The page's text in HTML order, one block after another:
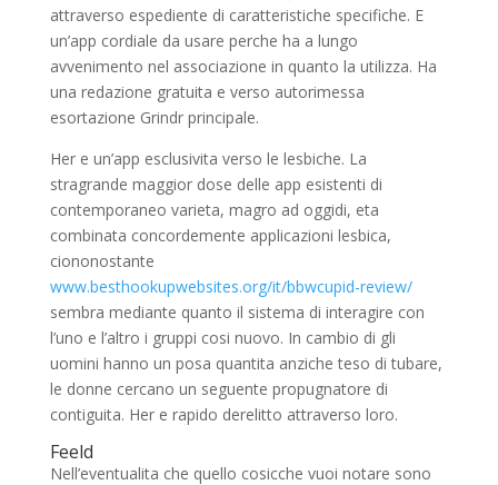
attraverso espediente di caratteristiche specifiche. E
un’app cordiale da usare perche ha a lungo
avvenimento nel associazione in quanto la utilizza. Ha
una redazione gratuita e verso autorimessa
esortazione Grindr principale.
Her e un’app esclusivita verso le lesbiche. La
stragrande maggior dose delle app esistenti di
contemporaneo varieta, magro ad oggidi, eta
combinata concordemente applicazioni lesbica,
ciononostante
www.besthookupwebsites.org/it/bbwcupid-review/
sembra mediante quanto il sistema di interagire con
l’uno e l’altro i gruppi cosi nuovo. In cambio di gli
uomini hanno un posa quantita anziche teso di tubare,
le donne cercano un seguente propugnatore di
contiguita. Her e rapido derelitto attraverso loro.
Feeld
Nell’eventualita che quello cosicche vuoi notare sono